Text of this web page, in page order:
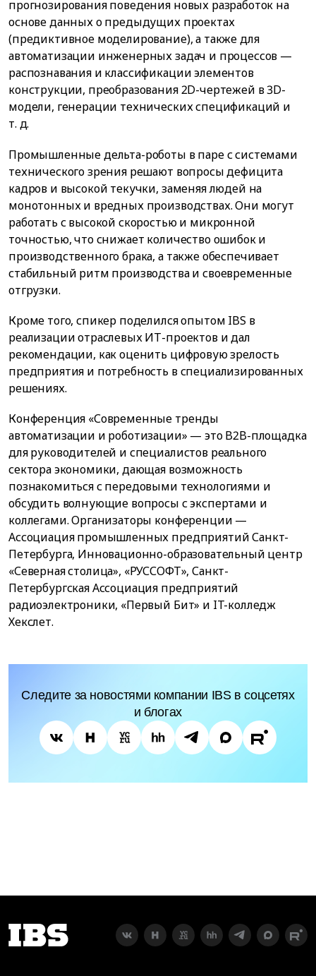
прогнозирования поведения новых разработок на
основе данных о предыдущих проектах
(предиктивное моделирование), а также для
автоматизации инженерных задач и процессов —
распознавания и классификации элементов
конструкции, преобразования 2D-чертежей в 3D-
модели, генерации технических спецификаций и
т. д.
Промышленные дельта-роботы в паре с системами
технического зрения решают вопросы дефицита
кадров и высокой текучки, заменяя людей на
монотонных и вредных производствах. Они могут
работать с высокой скоростью и микронной
точностью, что снижает количество ошибок и
производственного брака, а также обеспечивает
стабильный ритм производства и своевременные
отгрузки.
Кроме того, спикер поделился опытом IBS в
реализации отраслевых ИТ-проектов и дал
рекомендации, как оценить цифровую зрелость
предприятия и потребность в специализированных
решениях.
Конференция «Современные тренды
автоматизации и роботизации» — это B2B-площадка
для руководителей и специалистов реального
сектора экономики, дающая возможность
познакомиться с передовыми технологиями и
обсудить волнующие вопросы с экспертами и
коллегами. Организаторы конференции —
Ассоциация промышленных предприятий Санкт-
Петербурга, Инновационно-образовательный центр
«Северная столица», «РУССОФТ», Санкт-
Петербургская Ассоциация предприятий
радиоэлектроники, «Первый Бит» и IT-колледж
Хекслет.
Следите за новостями компании IBS в соцсетях
и блогах